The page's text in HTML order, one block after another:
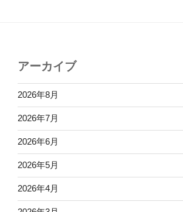
アーカイブ
2026年8月
2026年7月
2026年6月
2026年5月
2026年4月